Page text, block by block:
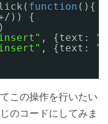
function (){
)) {
)
, {text:
, {text:
この操作を行いたい
のコードにしてみま